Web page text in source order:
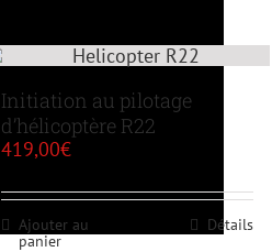
Initiation au pilotage
d’hélicoptère R22
419,00€
Ajouter au
panier
Détails